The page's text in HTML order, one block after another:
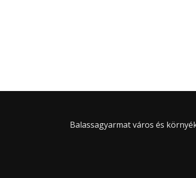
Balassagyarmat város és